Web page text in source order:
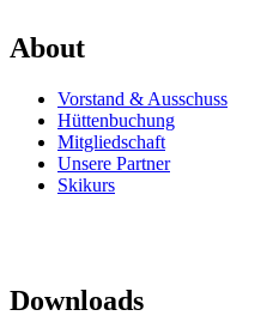
About
Vorstand & Ausschuss
Hüttenbuchung
Mitgliedschaft
Unsere Partner
Skikurs
Downloads